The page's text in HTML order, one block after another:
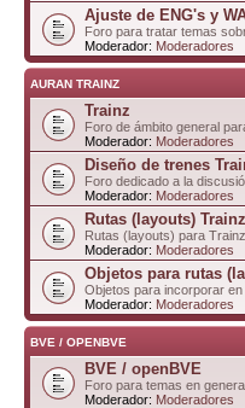
Ajuste de ENG's y
Foro para tratar temas
Moderador: Moderadores
AURAN TRAINZ
Trainz
Foro de ámbito general
Moderador: Moderadores
Diseño de trenes
Foro dedicado a la
Moderador: Moderadores
Rutas (layouts) Trainz
Rutas (layouts) para Trainz
Moderador: Moderadores
Objetos para rutas
Objetos para incorporar
Moderador: Moderadores
BVE / OPENBVE
BVE / openBVE
Foro para temas en
Moderador: Moderadores